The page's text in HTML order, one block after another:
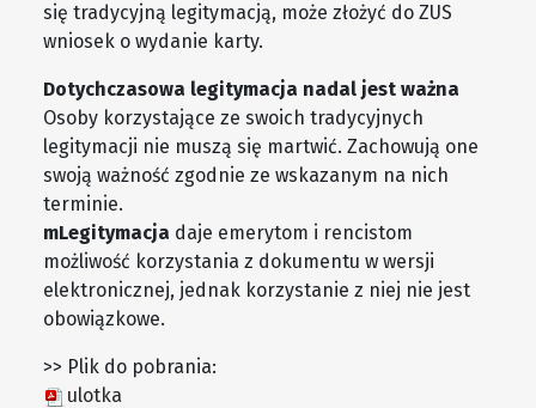
się tradycyjną legitymacją, może złożyć do ZUS
wniosek o wydanie karty.
Dotychczasowa legitymacja nadal jest ważna
Osoby korzystające ze swoich tradycyjnych
legitymacji nie muszą się martwić. Zachowują one
swoją ważność zgodnie ze wskazanym na nich
terminie.
mLegitymacja daje emerytom i rencistom
możliwość korzystania z dokumentu w wersji
elektronicznej, jednak korzystanie z niej nie jest
obowiązkowe.
>> Plik do pobrania:
ulotka